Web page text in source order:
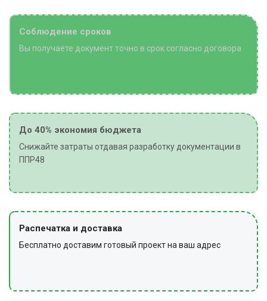
загрязнений, сдают на хранение, очищают место
работ от мусора, снимают сигнальное ограждение и
Соблюдение сроков
Вы получаете документ точно в срок согласно договора
До 40% экономия бюджета
Снижайте затраты отдавая разработку документации в
ППР48
Распечатка и доставка
Бесплатно доставим готовый проект на ваш адрес